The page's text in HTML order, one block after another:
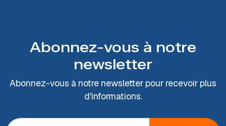
Abonnez-vous à notre
newsletter
Abonnez-vous à notre newsletter pour recevoir plus
d'informations.